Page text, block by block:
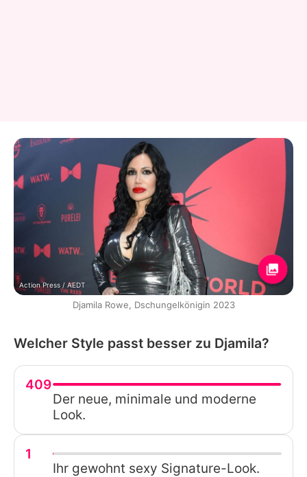
Action Press / AEDT
Djamila Rowe, Dschungelkönigin 2023
Welcher Style passt besser zu Djamila?
409
Der neue, minimale und moderne
Look.
1
Ihr gewohnt sexy Signature-Look.